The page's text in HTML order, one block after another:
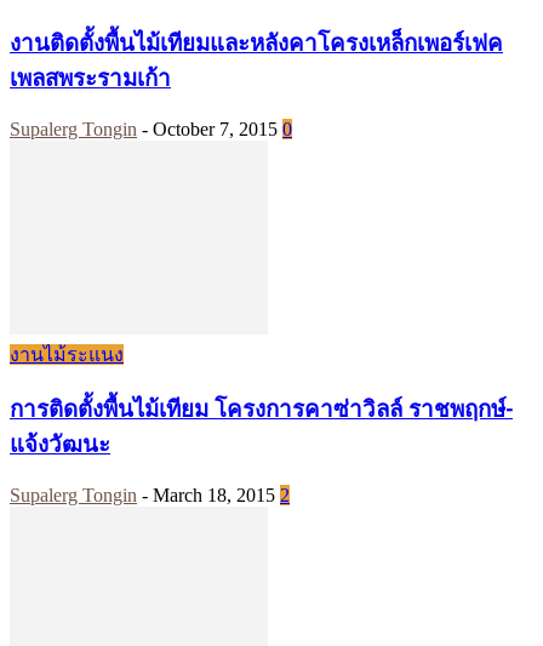
งานติดตั้งพื้นไม้เทียมและหลังคาโครงเหล็กเพอร์เฟค
เพลสพระรามเก้า
Supalerg Tongin - October 7, 2015 0
งานไม้ระแนง
การติดตั้งพื้นไม้เทียม โครงการคาซ่าวิลล์ ราชพฤกษ์-
แจ้งวัฒนะ
Supalerg Tongin - March 18, 2015 2